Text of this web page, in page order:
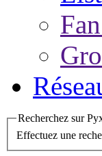
Recherchez sur
Effectuez une